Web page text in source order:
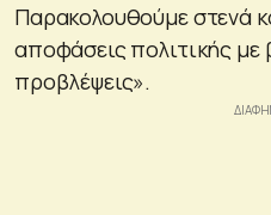
Παρακολουθούμε στενά
αποφάσεις πολιτικής με
προβλέψεις».